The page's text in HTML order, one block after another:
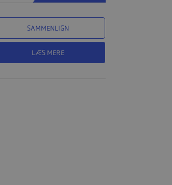
SAMMENLIGN
LÆS MERE